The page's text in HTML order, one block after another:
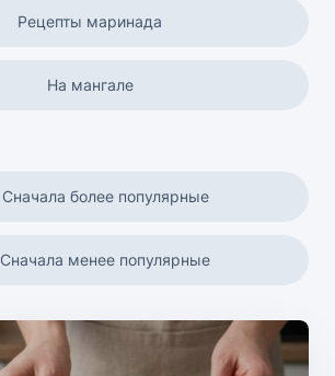
Рецепты маринада
На мангале
В аэрогриле
Сначала более популярные
Сначала менее популярные